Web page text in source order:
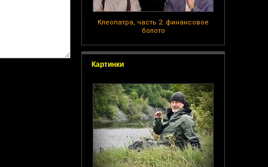
Клеопатра, часть 2: финансовое
болото
Картинки